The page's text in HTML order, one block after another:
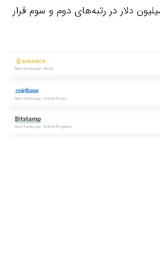
معاملات ۴۲۹ و ۳۱۶ میلیون دلار در رتبه‌های دوم و سوم قرار